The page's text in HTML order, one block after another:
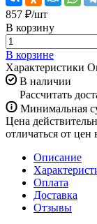
857 ₽/шт
В корзину
В корзине
Характеристики
В наличии
Рассчитать
Минимальная
Цена
отличаться от
Описание
Оплата
Доставка
Отзывы